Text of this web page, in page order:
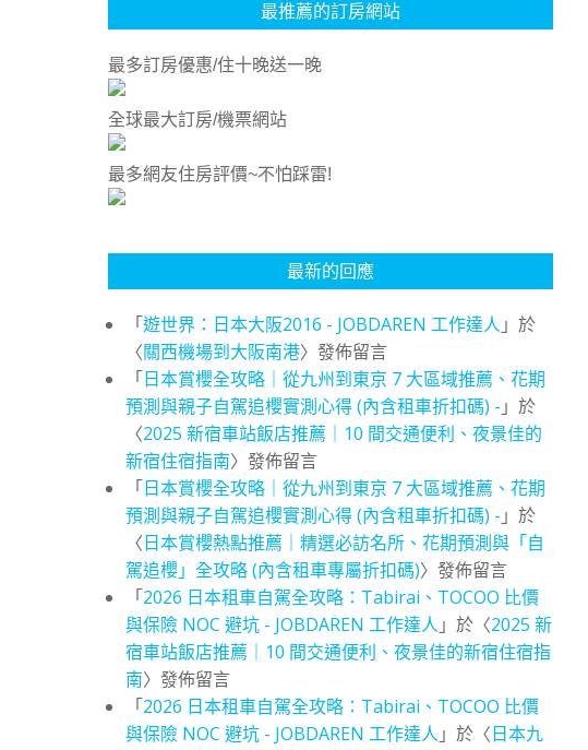
最推薦的訂房網站
最多訂房優惠/住十晚送一晚
全球最大訂房/機票網站
最多網友住房評價~不怕踩雷!
最新的回應
「遊世界：日本大阪2016 - JOBDAREN 工作達人 」於
〈關西機場到大阪南港〉發佈留言
「日本賞櫻全攻略｜從九州到東京 7 大區域推薦、花期
預測與親子自駕追櫻實測心得 (內含租車折扣碼) - 」於
〈2025 新宿車站飯店推薦｜10 間交通便利、夜景佳的
新宿住宿指南〉發佈留言
「日本賞櫻全攻略｜從九州到東京 7 大區域推薦、花期
預測與親子自駕追櫻實測心得 (內含租車折扣碼) - 」於
〈日本賞櫻熱點推薦｜精選必訪名所、花期預測與「自
駕追櫻」全攻略 (內含租車專屬折扣碼)〉發佈留言
「2026 日本租車自駕全攻略：Tabirai、TOCOO 比價
與保險 NOC 避坑 - JOBDAREN 工作達人 」於〈2025 新
宿車站飯店推薦｜10 間交通便利、夜景佳的新宿住宿指
南〉發佈留言
「2026 日本租車自駕全攻略：Tabirai、TOCOO 比價
與保險 NOC 避坑 - JOBDAREN 工作達人 」於〈日本九